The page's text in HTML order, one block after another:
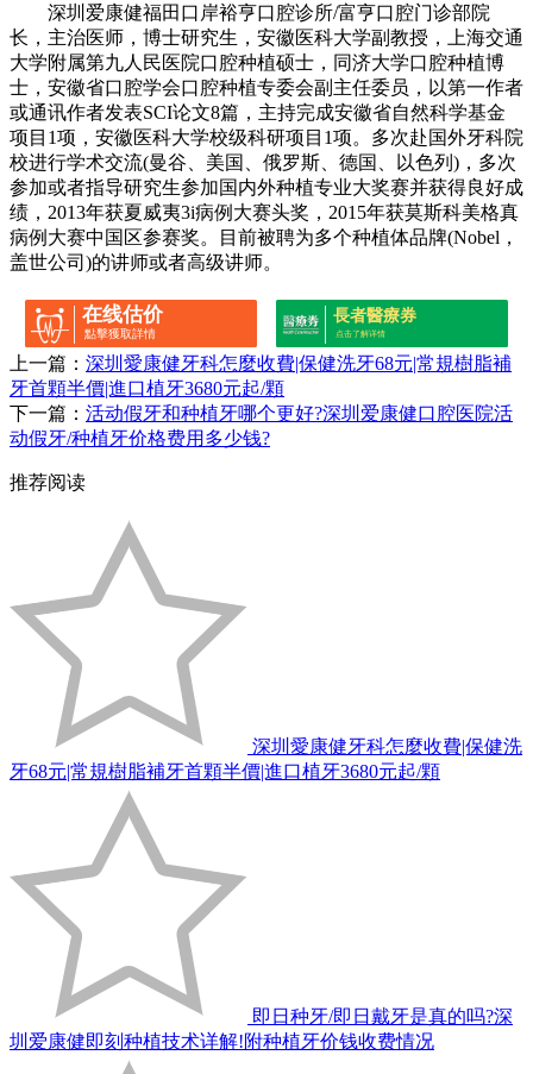
深圳爱康健福田口岸裕亨口腔诊所/富亨口腔门诊部院
长，主治医师，博士研究生，安徽医科大学副教授，上海交通
大学附属第九人民医院口腔种植硕士，同济大学口腔种植博
士，安徽省口腔学会口腔种植专委会副主任委员，以第一作者
或通讯作者发表SCI论文8篇，主持完成安徽省自然科学基金
项目1项，安徽医科大学校级科研项目1项。多次赴国外牙科院
校进行学术交流(曼谷、美国、俄罗斯、德国、以色列)，多次
参加或者指导研究生参加国内外种植专业大奖赛并获得良好成
绩，2013年获夏威夷3i病例大赛头奖，2015年获莫斯科美格真
病例大赛中国区参赛奖。目前被聘为多个种植体品牌(Nobel，
盖世公司)的讲师或者高级讲师。
在线估价
點擊獲取詳情
長者醫療券
点击了解详情
上一篇： 深圳愛康健牙科怎麼收費|保健洗牙68元|常規樹脂補
牙首顆半價|進口植牙3680元起/顆
下一篇： 活动假牙和种植牙哪个更好?深圳爱康健口腔医院活
动假牙/种植牙价格费用多少钱?
推荐阅读
深圳愛康健牙科怎麼收費|保健洗
牙68元|常規樹脂補牙首顆半價|進口植牙3680元起/顆
即日种牙/即日戴牙是真的吗?深
圳爱康健即刻种植技术详解!附种植牙价钱收费情况